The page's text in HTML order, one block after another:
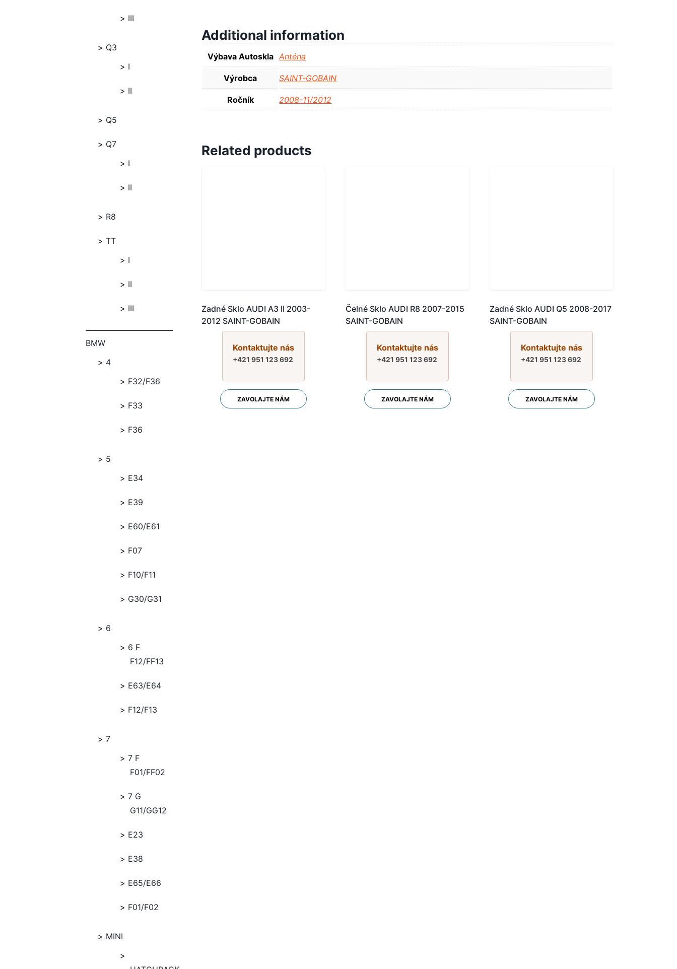
Additional information
Výbava Autoskla Anténa
Výrobca SAINT-GOBAIN
Ročník 2008-11/2012
Related products
Zadné Sklo AUDI A3 II 2003-
2012 SAINT-GOBAIN
Kontaktujte nás
+421 951 123 692
ZAVOLAJTE NÁM
Čelné Sklo AUDI R8 2007-2015
SAINT-GOBAIN
Kontaktujte nás
+421 951 123 692
ZAVOLAJTE NÁM
Zadné Sklo AUDI Q5 2008-2017
SAINT-GOBAIN
Kontaktujte nás
+421 951 123 692
ZAVOLAJTE NÁM
III
Q3
I
II
Q5
Q7
I
II
R8
TT
I
II
III
BMW
4
F32/F36
F33
F36
5
E34
E39
E60/E61
F07
F10/F11
G30/G31
6
6 F
F12/FF13
E63/E64
F12/F13
7
7 F
F01/FF02
7 G
G11/GG12
E23
E38
E65/E66
F01/F02
MINI